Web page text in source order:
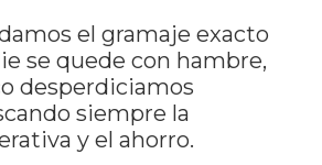
el gramaje exacto
se quede con hambre,
desperdiciamos
siempre la
y el ahorro.